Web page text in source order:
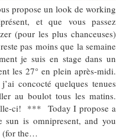
propose un look de working
et que vous passez
(pour les plus chanceuses)
pas moins que la semaine
je suis en stage dans un
les 27° en plein après-midi.
concocté quelques tenues
au boulot tous les matins.
ci! *** Today I propose a
is omnipresent, and you
(for the…